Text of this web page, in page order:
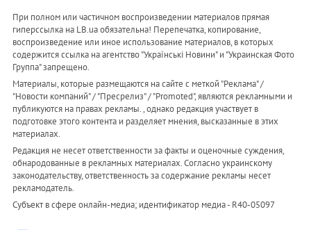
При полном или частичном воспроизведении материалов прямая
гиперссылка на LB.ua обязательна! Перепечатка, копирование,
воспроизведение или иное использование материалов, в которых
содержится ссылка на агентство "Українськi Новини" и "Украинская Фото
Группа" запрещено.
Материалы, которые размещаются на сайте с меткой "Реклама" /
"Новости компаний" / "Пресрелиз" / "Promoted", являются рекламными и
публикуются на правах рекламы. , однако редакция участвует в
подготовке этого контента и разделяет мнения, высказанные в этих
материалах.
Редакция не несет ответственности за факты и оценочные суждения,
обнародованные в рекламных материалах. Согласно украинскому
законодательству, ответственность за содержание рекламы несет
рекламодатель.
Субъект в сфере онлайн-медиа; идентификатор медиа - R40-05097